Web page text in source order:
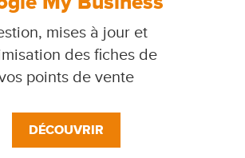
mises à jour et
des fiches de
points de vente
DÉCOUVRIR